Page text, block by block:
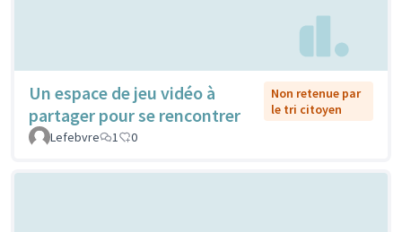
Un espace de jeu vidéo à
partager pour se rencontrer
Non retenue par
le tri citoyen
Lefebvre
1 0